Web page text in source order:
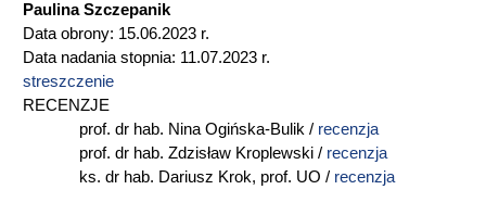
Paulina Szczepanik
Data obrony: 15.06.2023 r.
Data nadania stopnia: 11.07.2023 r.
streszczenie
RECENZJE
prof. dr hab. Nina Ogińska-Bulik / recenzja
prof. dr hab. Zdzisław Kroplewski / recenzja
ks. dr hab. Dariusz Krok, prof. UO / recenzja